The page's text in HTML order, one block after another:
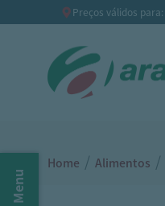
Preços válidos para:
Menu
Home / Alimentos /